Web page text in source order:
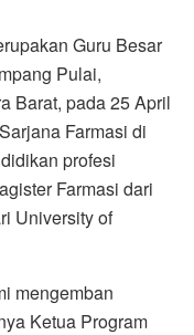
Guru Besar
Pulai,
Barat, pada 25 April
Farmasi di
profesi
Farmasi dari
University of
mengemban
Ketua Program